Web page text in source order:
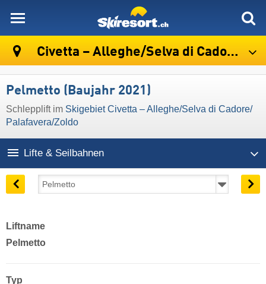
Civetta – Alleghe/​Selva di Cadore/​Palafavera/​Zoldo
Pelmetto (Baujahr 2021)
Schlepplift im Skigebiet Civetta – Alleghe/​Selva di Cadore/​
Palafavera/​Zoldo
Lifte & Seilbahnen
Liftname
Pelmetto
Typ